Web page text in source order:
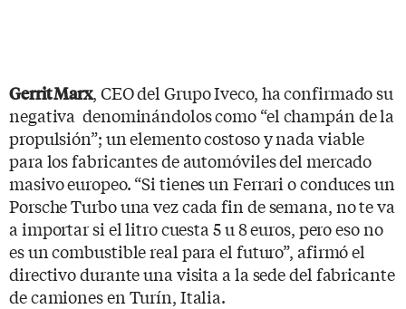
Gerrit Marx, CEO del Grupo Iveco, ha confirmado su
negativa denominándolos como “el champán de la
propulsión”; un elemento costoso y nada viable
para los fabricantes de automóviles del mercado
masivo europeo. “Si tienes un Ferrari o conduces un
Porsche Turbo una vez cada fin de semana, no te va
a importar si el litro cuesta 5 u 8 euros, pero eso no
es un combustible real para el futuro”, afirmó el
directivo durante una visita a la sede del fabricante
de camiones en Turín, Italia.